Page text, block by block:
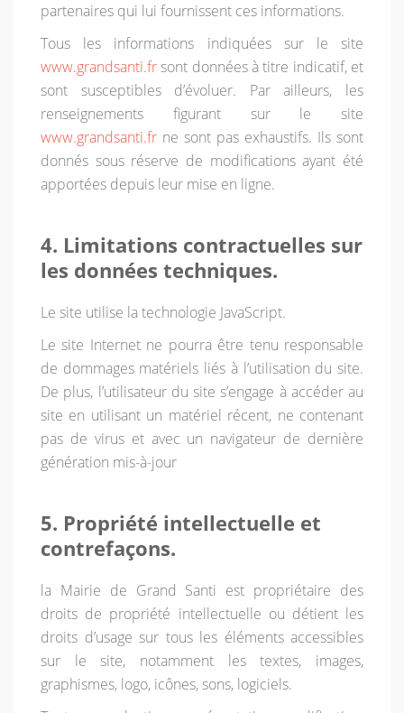
partenaires qui lui fournissent ces informations.
Tous les informations indiquées sur le site
www.grandsanti.frsont données à titre indicatif, et
sont susceptibles d’évoluer. Par ailleurs, les
renseignements figurant sur le site
www.grandsanti.fr ne sont pas exhaustifs. Ils sont
donnés sous réserve de modifications ayant été
apportées depuis leur mise en ligne.
4. Limitations contractuelles sur
les données techniques.
Le site utilise la technologie JavaScript.
Le site Internet ne pourra être tenu responsable
de dommages matériels liés à l’utilisation du site.
De plus, l’utilisateur du site s’engage à accéder au
site en utilisant un matériel récent, ne contenant
pas de virus et avec un navigateur de dernière
génération mis-à-jour
5. Propriété intellectuelle et
contrefaçons.
la Mairie de Grand Santi est propriétaire des
droits de propriété intellectuelle ou détient les
droits d’usage sur tous les éléments accessibles
sur le site, notamment les textes, images,
graphismes, logo, icônes, sons, logiciels.